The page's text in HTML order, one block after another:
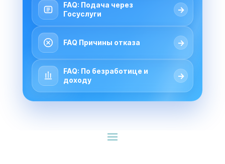
FAQ: Подача через
Госуслуги
→
FAQ Причины отказа →
FAQ: По безработице и
доходу
→